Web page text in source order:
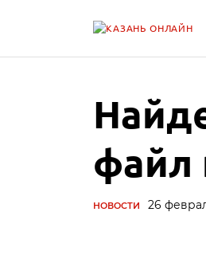
файл
НОВОСТИ 26